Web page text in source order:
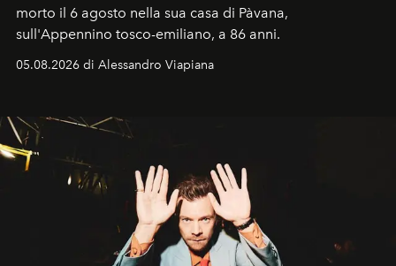
morto il 6 agosto nella sua casa di Pàvana,
sull'Appennino tosco-emiliano, a 86 anni.
05.08.2026 di Alessandro Viapiana